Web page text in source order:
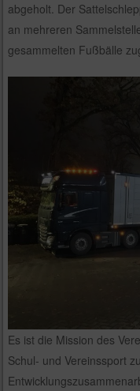
abgeholt. Der
an mehreren
gesammelten Fußbälle
Es ist die Mission des
Schul- und Vereinssport